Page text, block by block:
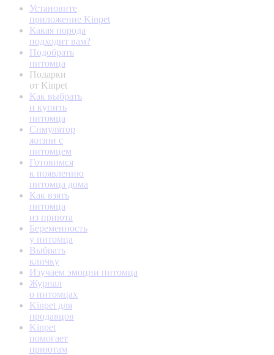
Установите
приложение Kinpet
Какая порода
подходит вам?
Подобрать
питомца
Подарки
от Kinpet
Как выбрать
и купить
питомца
Симулятор
жизни с
питомцем
Готовимся
к появлению
питомца дома
Как взять
питомца
из приюта
Беременность
у питомца
Выбрать
кличку
Изучаем эмоции питомца
Журнал
о питомцах
Kinpet для
продавцов
Kinpet
помогает
приютам